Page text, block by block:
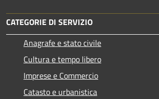
CATEGORIE DI SERVIZIO
Anagrafe e stato civile
Cultura e tempo libero
Imprese e Commercio
Catasto e urbanistica